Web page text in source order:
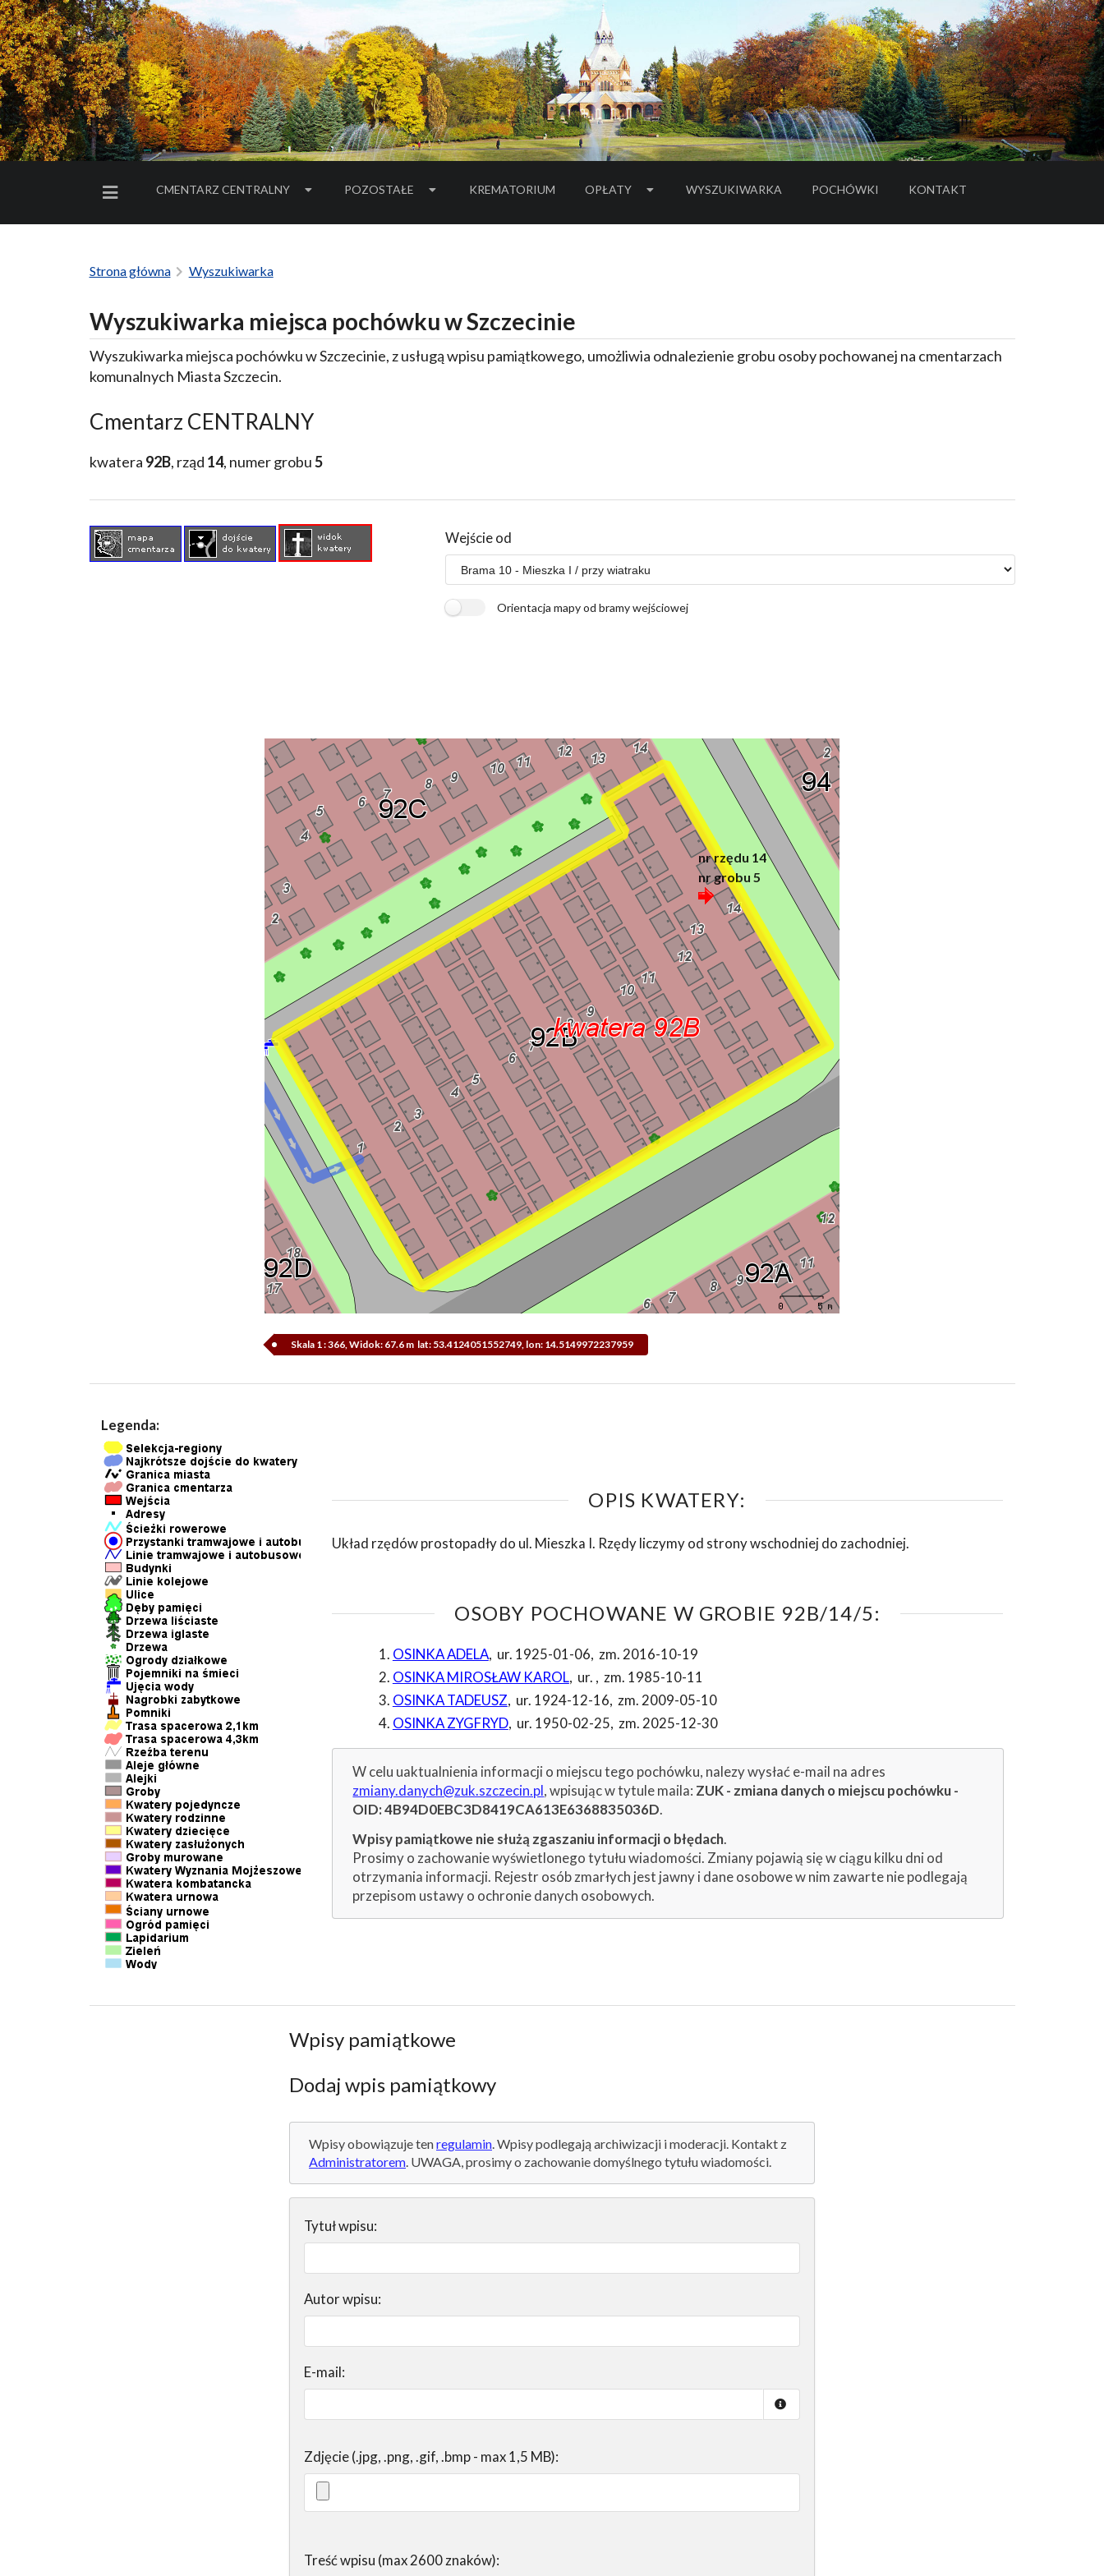
MENU BOCZNE
CMENTARZ CENTRALNY POZOSTAŁE KREMATORIUM OPŁATY WYSZUKIWARKA POCHÓWKI
- LINK DO SERWISU ZEWNĘTRZNEGO
KONTAKT
Strona główna Wyszukiwarka
Wyszukiwarka miejsca pochówku w Szczecinie
Wyszukiwarka miejsca pochówku w Szczecinie, z usługą wpisu pamiątkowego, umożliwia odnalezienie grobu osoby pochowanej na cmentarzach
komunalnych Miasta Szczecin.
Cmentarz CENTRALNY
kwatera 92B, rząd 14, numer grobu5
Wejście od
Orientacja mapy od bramy wejściowej
nr rzędu 14
nr grobu 5
Skala 1 : 366, Widok: 67.6 m lat: 53.4124051552749, lon: 14.5149972237959
Legenda:
OPIS KWATERY:
Układ rzędów prostopadły do ul. Mieszka I. Rzędy liczymy od strony wschodniej do zachodniej.
OSOBY POCHOWANE W GROBIE 92B/14/5:
OSINKA ADELA, ur. 1925-01-06, zm. 2016-10-19
OSINKA MIROSŁAW KAROL, ur. , zm. 1985-10-11
OSINKA TADEUSZ, ur. 1924-12-16, zm. 2009-05-10
OSINKA ZYGFRYD, ur. 1950-02-25, zm. 2025-12-30
W celu uaktualnienia informacji o miejscu tego pochówku, nalezy wysłać e-mail na adres
zmiany.danych@zuk.szczecin.pl, wpisując w tytule maila: ZUK - zmiana danych o miejscu pochówku -
OID: 4B94D0EBC3D8419CA613E6368835036D.
Wpisy pamiątkowe nie służą zgaszaniu informacji o błędach.
Prosimy o zachowanie wyświetlonego tytułu wiadomości. Zmiany pojawią się w ciągu kilku dni od
otrzymania informacji. Rejestr osób zmarłych jest jawny i dane osobowe w nim zawarte nie podlegają
przepisom ustawy o ochronie danych osobowych.
Wpisy pamiątkowe
Dodaj wpis pamiątkowy
Wpisy obowiązuje tenregulamin. Wpisy podlegają archiwizacji i moderacji. Kontakt z
Administratorem. UWAGA, prosimy o zachowanie domyślnego tytułu wiadomości.
Tytuł wpisu:
Autor wpisu:
E-mail:
Zdjęcie (.jpg, .png, .gif, .bmp - max 1,5 MB):
Treść wpisu (max 2600 znaków):